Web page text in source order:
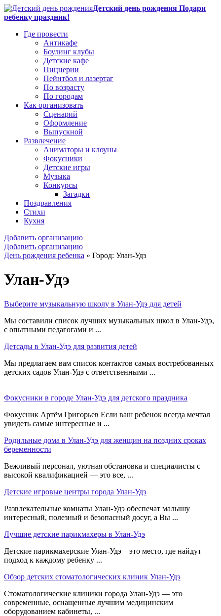
Детский день рождения Подари
ребенку праздник!
Где провести
Антикафе
Боулинг клубы
Детские кафе
Пиццерии
Пейнтбол и лазертаг
По возрасту
По городам
Как организовать
Сценарий
Оформление
Выпускной
Развлечение
Аниматоры и клоуны
Фокусники
Детские игры
Музыка
Конкурсы
Загадки
Поздравления
Стихи
Кухня
Добавить организацию
Добавить организацию
День рождения ребенка » Город: Улан-Удэ
Улан-Удэ
Выберите музыкальную школу в Улан-Удэ для детей
Мы составили список лучших музыкальных школ в Улан-Удэ,
с опытными педагогами и ...
Детсады в Улан-Удэ для развития детей
Мы предлагаем вам список контактов самых востребованных
детских садов Улан-Удэ с ответственными ...
Фокусники в городе Улан-Удэ для детского праздника
Фокусник Артём Григорьев Если ваш ребенок всегда мечтал
увидеть самые интересные и ...
Родильные дома в Улан-Удэ для женщин на поздних сроках
беременности
Вежливый персонал, уютная обстановка и специалисты с
высокой квалификацией — это все, ...
Детские игровые центры города Улан-Удэ
Развлекательные комнаты Улан-Удэ обеспечат малышу
интересный, полезный и безопасный досуг, а Вы ...
Лучшие детские парикмахеры в Улан-Удэ
Детские парикмахерские Улан-Удэ – это место, где найдут
подход к каждому ребенку ...
Обзор детских стоматологических клиник Улан-Удэ
Стоматологические клиники города Улан-Удэ — это
современные, оснащенные лучшим медицинским
оборудованием кабинеты, ...